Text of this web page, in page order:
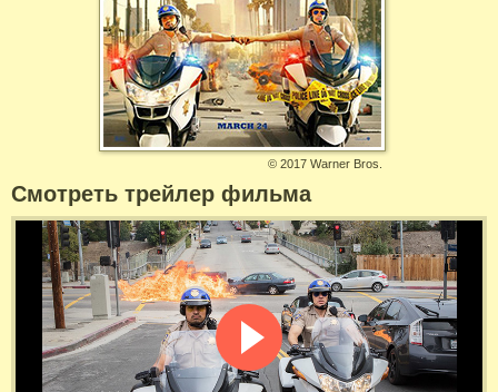
© 2017 Warner Bros.
Смотреть трейлер фильма